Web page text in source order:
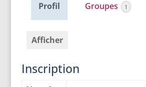
Profil Groupes 1
Afficher
Inscription